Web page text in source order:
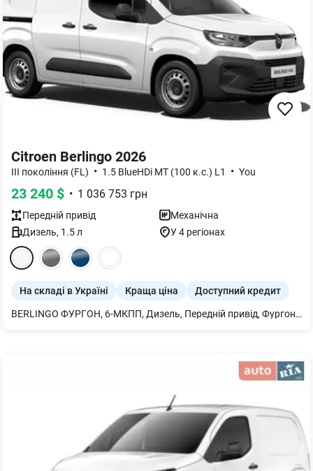
Citroen Berlingo 2026
III покоління (FL) • 1.5 BlueHDi МТ (100 к.с.) L1 • You
23 240 $ • 1 036 753 грн
Передній привід
Механічна
Дизель, 1.5л У 4 регіонах
На складі в Україні Краща ціна Доступний кредит
BERLINGO ФУРГОН, 6-МКПП, Дизель, Передній привід, Фургон, L1